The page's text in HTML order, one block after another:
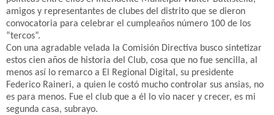
amigos y representantes de clubes del distrito que se dieron
convocatoria para celebrar el cumpleaños número 100 de los
“tercos”.
Con una agradable velada la Comisión Directiva busco sintetizar
estos cien años de historia del Club, cosa que no fue sencilla, al
menos así lo remarco a El Regional Digital, su presidente
Federico Raineri, a quien le costó mucho controlar sus ansias, no
es para menos. Fue el club que a él lo vio nacer y crecer, es mi
segunda casa, subrayo.